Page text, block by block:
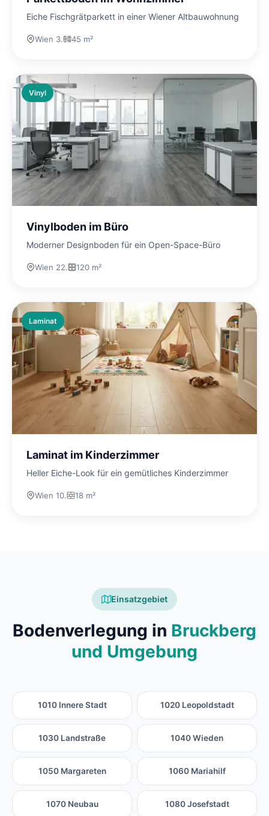
Eiche Fischgrätparkett in einer Wiener Altbauwohnung
Wien 3. 45 m²
Vinyl
Vinylboden im Büro
Moderner Designboden für ein Open-Space-Büro
Wien 22. 120 m²
Laminat
Laminat im Kinderzimmer
Heller Eiche-Look für ein gemütliches Kinderzimmer
Wien 10. 18 m²
Einsatzgebiet
Bodenverlegung in Bruckberg
und Umgebung
1010 Innere Stadt 1020 Leopoldstadt
1030 Landstraße 1040 Wieden
1050 Margareten 1060 Mariahilf
1070 Neubau 1080 Josefstadt